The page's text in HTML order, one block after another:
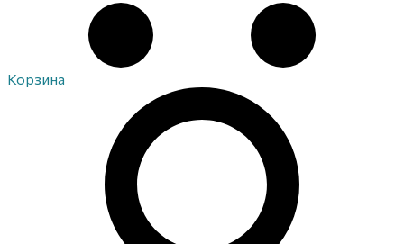
Корзина